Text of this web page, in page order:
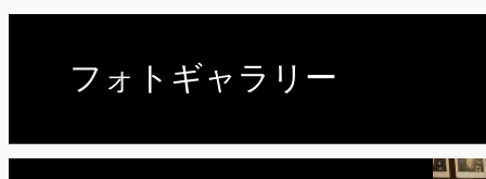
フォトギャラリー